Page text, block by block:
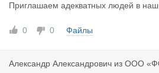
Приглашаем адекватных людей в наш
0 0 Файлы
Александр Александрович из ООО